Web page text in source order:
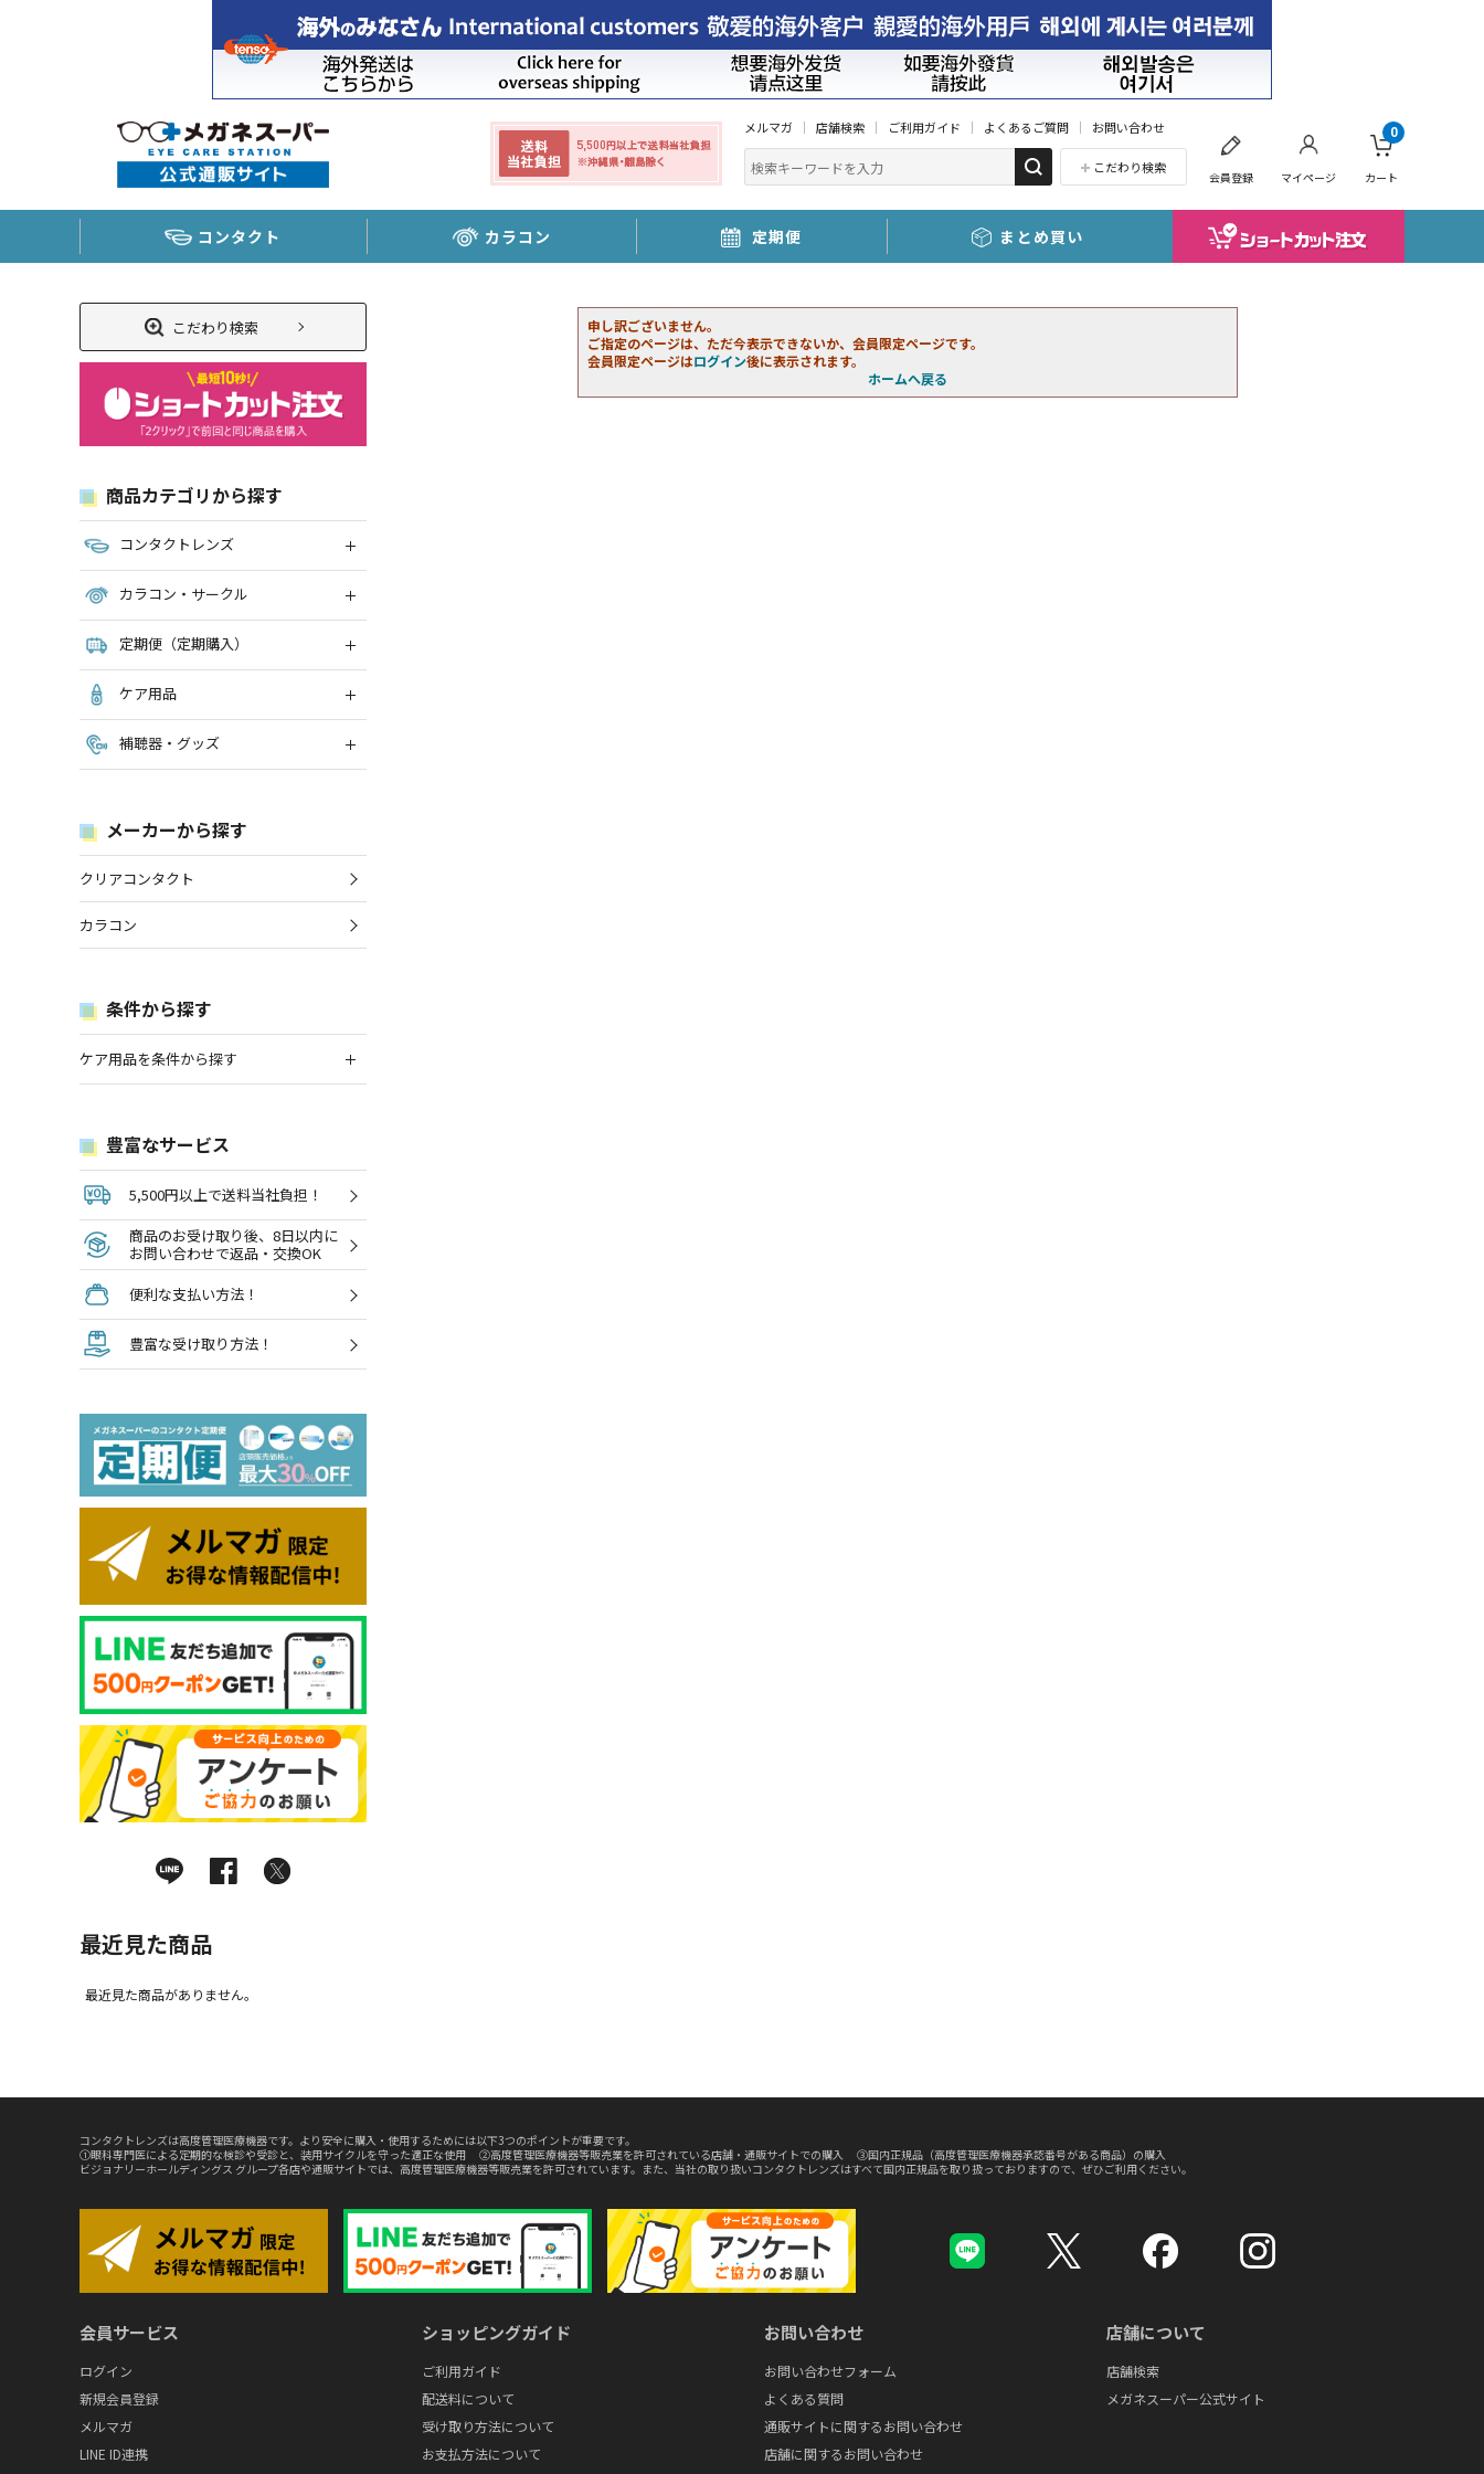
メルマガ 店舗検索 ご利用ガイド よくあるご質問 お問い合わせ
こだわり検索
会員登録 マイページ カート
0
コンタクト カラコン 定期便 まとめ買い
申し訳ございません。
ご指定のページは、ただ今表示できないか、会員限定ページです。
会員限定ページはログイン後に表示されます。
ホームへ戻る
こだわり検索
商品カテゴリから探す
コンタクトレンズ
カラコン・サークル
定期便（定期購入）
ケア用品
補聴器・グッズ
メーカーから探す
クリアコンタクト
カラコン
条件から探す
ケア用品を条件から探す
豊富なサービス
5,500円以上で送料当社負担！
商品のお受け取り後、8日以内に
お問い合わせで返品・交換OK
便利な支払い方法！
豊富な受け取り方法！
最近見た商品
最近見た商品がありません。
コンタクトレンズは高度管理医療機器です。より安全に購入・使用するためには以下3つのポイントが重要です。
①眼科専門医による定期的な検診や受診と、装用サイクルを守った適正な使用 ②高度管理医療機器等販売業を許可されている店舗・通販サイトでの購入 ③国内正規品（高度管理医療機器承認番号がある商品）の購入
ビジョナリーホールディングス グループ各店や通販サイトでは、高度管理医療機器等販売業を許可されています。また、当社の取り扱いコンタクトレンズはすべて国内正規品を取り扱っておりますので、ぜひご利用ください。
会員サービス
ログイン
新規会員登録
メルマガ
LINE ID連携
ショッピングガイド
ご利用ガイド
配送料について
受け取り方法について
お支払方法について
お問い合わせ
お問い合わせフォーム
よくある質問
通販サイトに関するお問い合わせ
店舗に関するお問い合わせ
店舗について
店舗検索
メガネスーパー公式サイト